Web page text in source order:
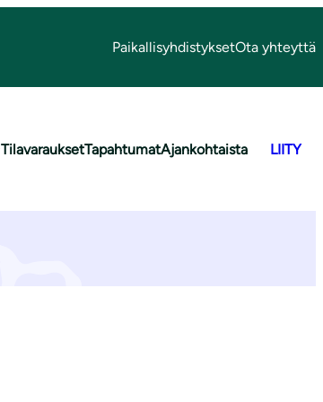
PaikallisyhdistyksetOta yhteyttä
TilavarauksetTapahtumatAjankohtaista LIITY